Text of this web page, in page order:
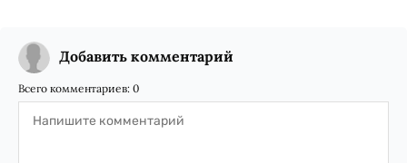
Добавить комментарий
Всего комментариев: 0